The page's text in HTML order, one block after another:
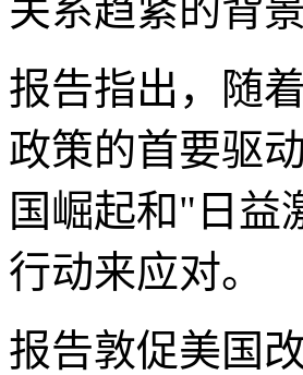
关系趋紧的背
报告指出，随
政策的首要驱
国崛起和"日益
行动来应对。
报告敦促美国